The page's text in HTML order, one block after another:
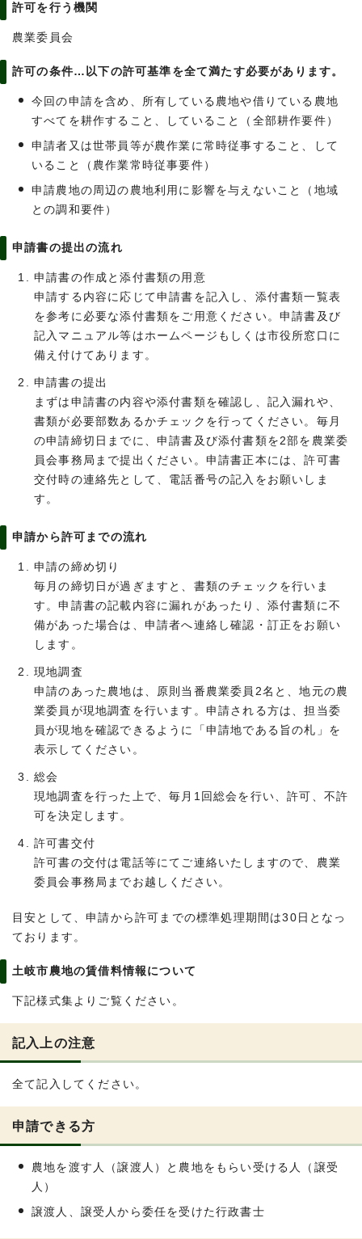
許可を行う機関
農業委員会
許可の条件…以下の許可基準を全て満たす必要があります。
今回の申請を含め、所有している農地や借りている農地
すべてを耕作すること、していること（全部耕作要件）
申請者又は世帯員等が農作業に常時従事すること、して
いること（農作業常時従事要件）
申請農地の周辺の農地利用に影響を与えないこと（地域
との調和要件）
申請書の提出の流れ
申請書の作成と添付書類の用意
申請する内容に応じて申請書を記入し、添付書類一覧表
を参考に必要な添付書類をご用意ください。申請書及び
記入マニュアル等はホームページもしくは市役所窓口に
備え付けてあります。
申請書の提出
まずは申請書の内容や添付書類を確認し、記入漏れや、
書類が必要部数あるかチェックを行ってください。毎月
の申請締切日までに、申請書及び添付書類を2部を農業委
員会事務局まで提出ください。申請書正本には、許可書
交付時の連絡先として、電話番号の記入をお願いしま
す。
申請から許可までの流れ
申請の締め切り
毎月の締切日が過ぎますと、書類のチェックを行いま
す。申請書の記載内容に漏れがあったり、添付書類に不
備があった場合は、申請者へ連絡し確認・訂正をお願い
します。
現地調査
申請のあった農地は、原則当番農業委員2名と、地元の農
業委員が現地調査を行います。申請される方は、担当委
員が現地を確認できるように「申請地である旨の札」を
表示してください。
総会
現地調査を行った上で、毎月1回総会を行い、許可、不許
可を決定します。
許可書交付
許可書の交付は電話等にてご連絡いたしますので、農業
委員会事務局までお越しください。
目安として、申請から許可までの標準処理期間は30日となっ
ております。
土岐市農地の賃借料情報について
下記様式集よりご覧ください。
記入上の注意
全て記入してください。
申請できる方
農地を渡す人（譲渡人）と農地をもらい受ける人（譲受
人）
譲渡人、譲受人から委任を受けた行政書士